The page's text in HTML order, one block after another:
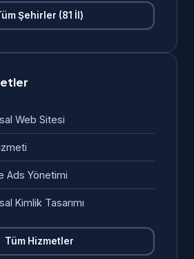
Şehirler (81 İl)
Web Sitesi
Ads Yönetimi
Kimlik Tasarımı
Tüm Hizmetler